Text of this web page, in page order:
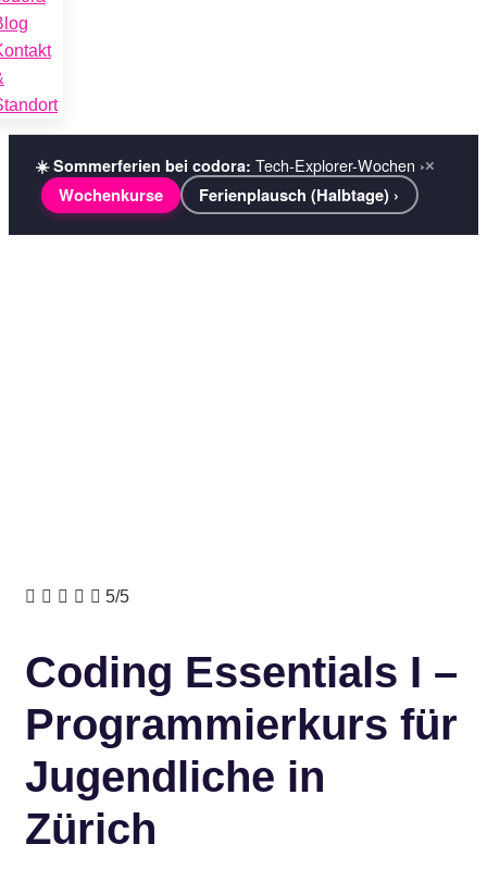
☀️ Sommerferien bei codora: Tech-Explorer-Wochen ›
Wochenkurse Ferienplausch (Halbtage) ›
×
     5/5
Coding Essentials I –
Programmierkurs für
Jugendliche in
Zürich